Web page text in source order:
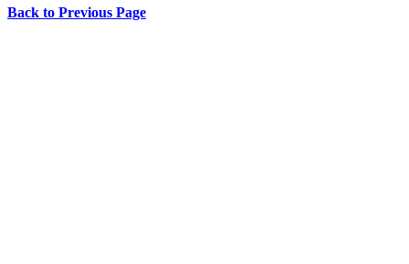
Back to Previous Page